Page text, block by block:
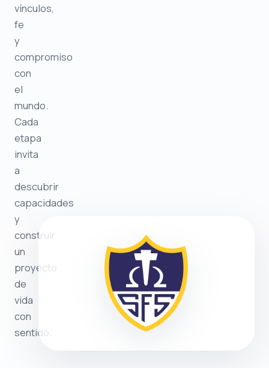
vínculos,
fe
y
compromiso
con
el
mundo.
Cada
etapa
invita
a
descubrir
capacidades
y
construir
un
proyecto
de
vida
con
sentido.